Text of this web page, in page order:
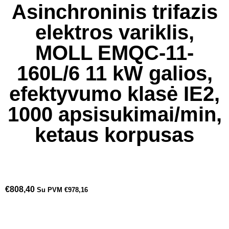
Asinchroninis trifazis
elektros variklis,
MOLL EMQC-11-
160L/6 11 kW galios,
efektyvumo klasė IE2,
1000 apsisukimai/min,
ketaus korpusas
€808,40 Su PVM €978,16